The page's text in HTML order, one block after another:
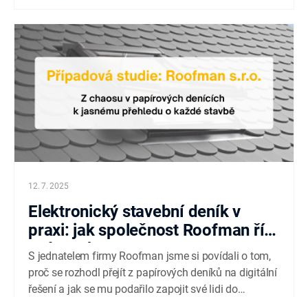
12. 7. 2025
Elektronický stavební deník v
praxi: jak společnost Roofman řídí
své stavby
S jednatelem firmy Roofman jsme si povídali o tom,
proč se rozhodl přejít z papírových deníků na digitální
řešení a jak se mu podařilo zapojit své lidi do